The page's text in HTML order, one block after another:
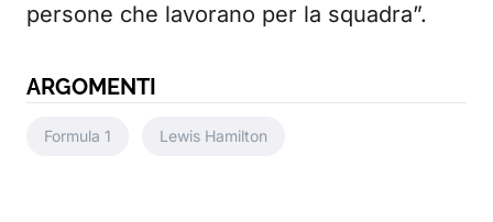
persone che lavorano per la squadra”.
ARGOMENTI
Formula 1 Lewis Hamilton